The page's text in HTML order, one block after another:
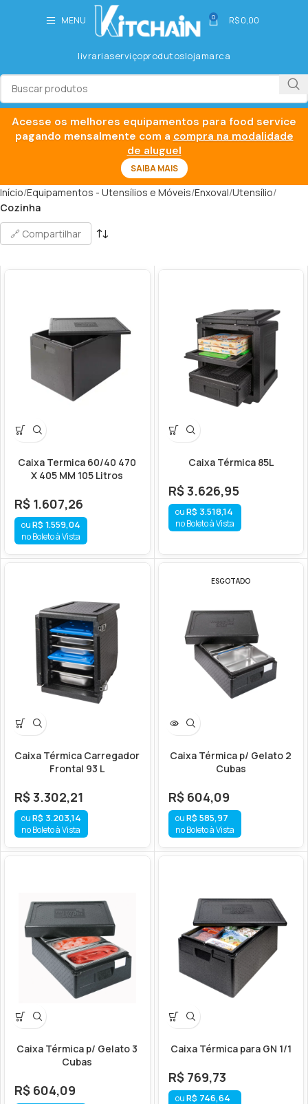
MENU 0 R$0,00
livrariaserviçoprodutoslojamarca
Início Equipamentos - Utensílios e Móveis Enxoval Utensílio
Cozinha
🔗 Compartilhar
Caixa Termica 60/40 470
X 405 MM 105 Litros
R$ 1.607,26
R$ 1.559,04
no Boleto à Vista
Caixa Térmica 85L
R$3.626,95
R$ 3.518,14
no Boleto à Vista
Caixa Térmica Carregador
Frontal 93 L
R$3.302,21
R$ 3.203,14
no Boleto à Vista
ESGOTADO
Caixa Térmica p/ Gelato 2
Cubas
R$604,09
R$ 585,97
no Boleto à Vista
Caixa Térmica p/ Gelato 3
Cubas
R$ 604,09
Caixa Térmica para GN 1/1
R$769,73
R$ 746,64
Acesse os melhores equipamentos para food service
pagando mensalmente com a compra na modalidade
de aluguel
SAIBA MAIS